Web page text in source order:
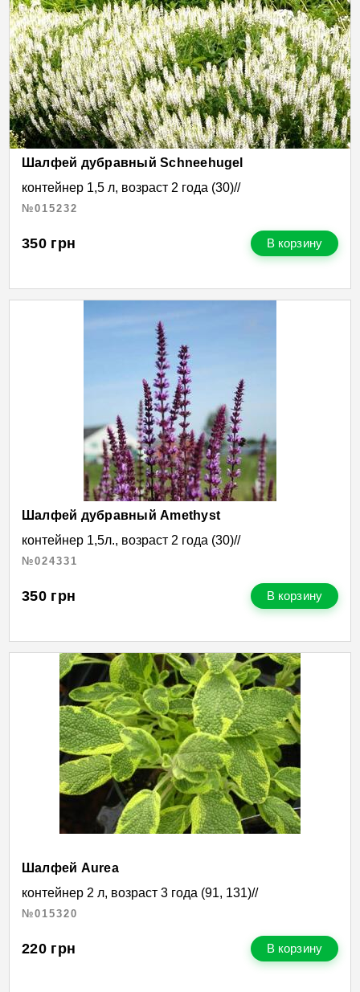
Шалфей дубравный Schneehugel
контейнер 1,5 л, возраст 2 года (30)//
№015232
350 грн В корзину
Шалфей дубравный Amethyst
контейнер 1,5л., возраст 2 года (30)//
№024331
350 грн В корзину
Шалфей Aurea
контейнер 2 л, возраст 3 года (91, 131)//
№015320
220 грн В корзину